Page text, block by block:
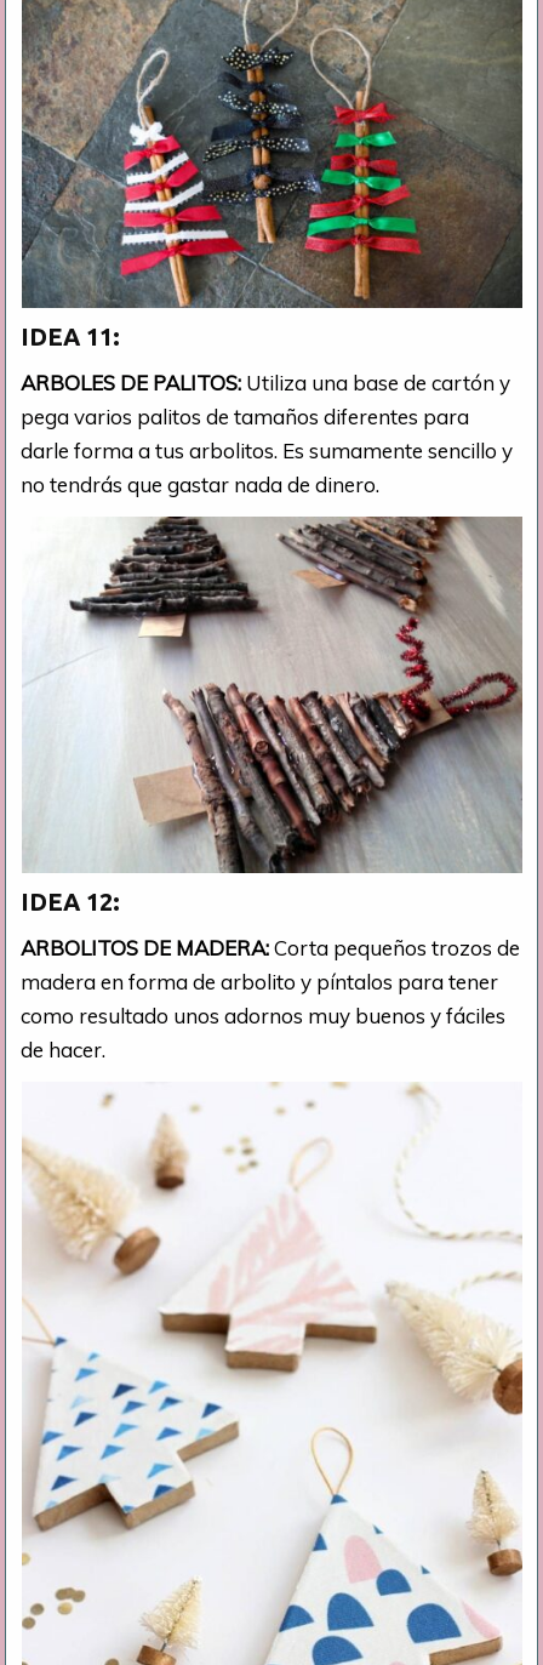
IDEA 11:
ARBOLES DE PALITOS: Utiliza una base de cartón y
pega varios palitos de tamaños diferentes para
darle forma a tus arbolitos. Es sumamente sencillo y
no tendrás que gastar nada de dinero.
IDEA 12:
ARBOLITOS DE MADERA:Corta pequeños trozos de
madera en forma de arbolito y píntalos para tener
como resultado unos adornos muy buenos y fáciles
de hacer.